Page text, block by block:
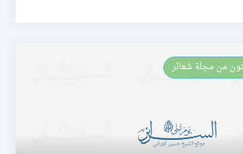
من مجلة شعائر